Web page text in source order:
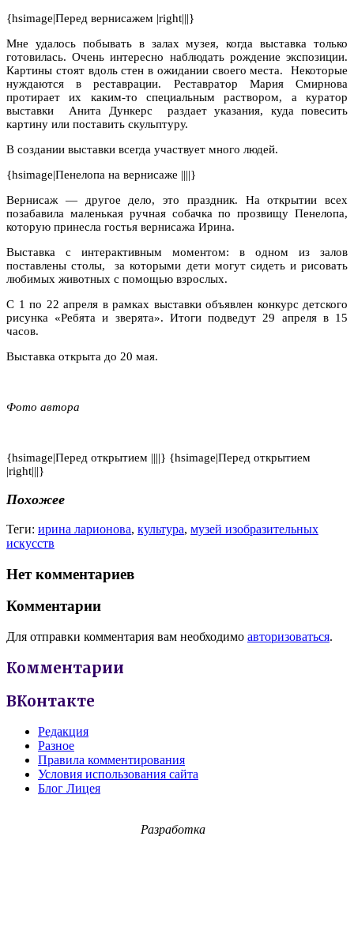
{hsimage|Перед вернисажем |right|||}
Мне удалось побывать в залах музея, когда выставка только
готовилась. Очень интересно наблюдать рождение экспозиции.
Картины стоят вдоль стен в ожидании своего места.
Некоторые
нуждаются в реставрации. Реставратор Мария Смирнова
протирает их каким-то специальным раствором, а куратор
выставки
Анита Дункерс
раздает указания, куда повесить
картину или поставить скульптуру.
В создании выставки всегда участвует много людей.
{hsimage|Пенелопа на вернисаже ||||}
Вернисаж — другое дело, это праздник. На открытии всех
позабавила маленькая ручная собачка по прозвищу Пенелопа,
которую принесла гостья вернисажа Ирина.
Выставка с интерактивным моментом: в одном из залов
поставлены столы,
за которыми дети могут сидеть и рисовать
любимых животных с помощью взрослых.
С 1 по 22 апреля в рамках выставки объявлен конкурс детского
рисунка «Ребята и зверята». Итоги подведут 29 апреля в 15
часов.
Выставка открыта до 20 мая.
Фото автора
{hsimage|Перед открытием ||||} {hsimage|Перед открытием
|right|||}
Похожее
Теги: ирина ларионова, культура, музей изобразительных
искусств
Нет комментариев
Комментарии
Для отправки комментария вам необходимо авторизоваться.
Комментарии
ВКонтакте
Редакция
Разное
Правила комментирования
Условия использования сайта
Блог Лицея
Разработка